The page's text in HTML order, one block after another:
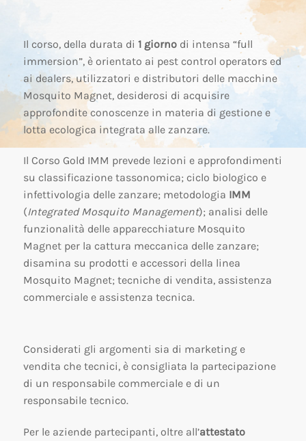
Il corso, della durata di 1 giornodi intensa “full
immersion”, è orientato ai pest control operators ed
ai dealers, utilizzatori e distributori delle macchine
Mosquito Magnet, desiderosi di acquisire
approfondite conoscenze in materia di gestione e
lotta ecologica integrata alle zanzare.
Il Corso Gold IMM prevede lezioni e approfondimenti
su classificazione tassonomica; ciclo biologico e
infettivologia delle zanzare; metodologia IMM
(Integrated Mosquito Management); analisi delle
funzionalità delle apparecchiature Mosquito
Magnet per la cattura meccanica delle zanzare;
disamina su prodotti e accessori della linea
Mosquito Magnet; tecniche di vendita, assistenza
commerciale e assistenza tecnica.
Considerati gli argomenti sia di marketing e
vendita che tecnici, è consigliata la partecipazione
di un responsabile commerciale e di un
responsabile tecnico.
Per le aziende partecipanti, oltre all’attestato